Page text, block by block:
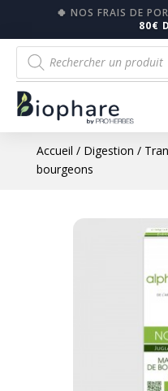
🍀 NOS FRAIS DE
80€
Recherche
de
produits
Accueil / Digestion /
bourgeons